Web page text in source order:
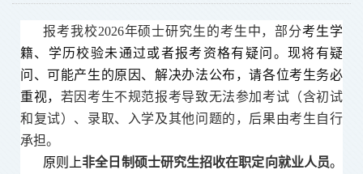
报考我校2026年硕士研究生的考生中，部分考生学
籍、学历校验未通过或者报考资格有疑问。现将有疑
问、可能产生的原因、解决办法公布，请各位考生务必
重视， 若因考生不规范报考导致无法参加考试（含初试
和复试）、录取、入学及其他问题的，后果由考生自行
承担。
原则上非全日制硕士研究生招收在职定向就业人员。